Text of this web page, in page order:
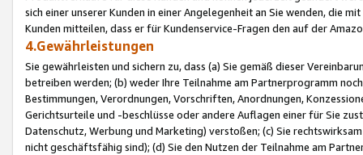
sich einer unserer Kunden in einer Angelegenheit an Sie wenden, die
Kunden mitteilen, dass er für Kundenservice-Fragen den auf der
4.Gewährleistungen
Sie gewährleisten und sichern zu, dass (a) Sie gemäß dieser
betreiben werden; (b) weder Ihre Teilnahme am Partnerprogramm
Bestimmungen, Verordnungen, Vorschriften, Anordnungen,
Gerichtsurteile und -beschlüsse oder andere Auflagen einer für Sie
Datenschutz, Werbung und Marketing) verstoßen; (c) Sie
nicht geschäftsfähig sind); (d) Sie den Nutzen der Teilnahme am